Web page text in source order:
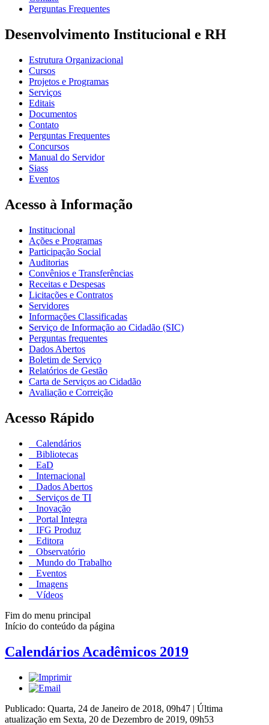
Perguntas Frequentes
Desenvolvimento Institucional e RH
Estrutura Organizacional
Cursos
Projetos e Programas
Serviços
Editais
Documentos
Contato
Perguntas Frequentes
Concursos
Manual do Servidor
Siass
Eventos
Acesso à Informação
Institucional
Ações e Programas
Participação Social
Auditorias
Convênios e Transferências
Receitas e Despesas
Licitações e Contratos
Servidores
Informações Classificadas
Serviço de Informação ao Cidadão (SIC)
Perguntas frequentes
Dados Abertos
Boletim de Serviço
Relatórios de Gestão
Carta de Serviços ao Cidadão
Avaliação e Correição
Acesso Rápido
Calendários
Bibliotecas
EaD
Internacional
Dados Abertos
Serviços de TI
Inovação
Portal Integra
IFG Produz
Editora
Observatório
Mundo do Trabalho
Eventos
Imagens
Vídeos
Fim do menu principal
Início do conteúdo da página
Calendários Acadêmicos 2019
Publicado: Quarta, 24 de Janeiro de 2018, 09h47 | Última
atualização em Sexta, 20 de Dezembro de 2019, 09h53